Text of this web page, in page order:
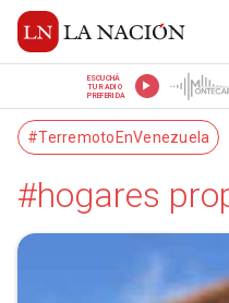
ESCUCHÁ
TU RADIO
PREFERIDA
#TerremotoEnVenezuela
#hogares